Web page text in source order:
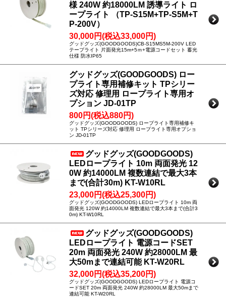
様 240W 約18000LM 誘導ライト ロ
ープライト （TP-S15M+TP-S5M+T
P-200V）
30,000円(税込33,000円)
グッドグッズ(GOODGOODS)CB-S15MS5M-200V LED
テープライト 片面発光15m+5ｍ+電源コードセット 蓄光
仕様 防水IP65
グッドグッズ(GOODGOODS) ロー
プライト専用補修キット TPシリー
ズ対応 修理用 ロープライト専用オ
プション JD-01TP
800円(税込880円)
グッドグッズ(GOODGOODS) ロープライト専用補修キ
ット TPシリーズ対応 修理用 ロープライト専用オプショ
ン JD-01TP
グッドグッズ(GOODGOODS)
LEDロープライト 10m 両面発光 12
0W 約14000LM 複数連結で最大3本
まで(合計30m) KT-W10RL
23,000円(税込25,300円)
グッドグッズ(GOODGOODS) LEDロープライト 10m 両
面発光 120W 約14000LM 複数連結で最大3本まで(合計3
0m) KT-W10RL
グッドグッズ(GOODGOODS)
LEDロープライト 電源コードSET
20m 両面発光 240W 約28000LM 最
大50mまで連結可能 KT-W20RL
32,000円(税込35,200円)
グッドグッズ(GOODGOODS) LEDロープライト 電源コ
ードSET 20m 両面発光 240W 約28000LM 最大50mまで
連結可能 KT-W20RL